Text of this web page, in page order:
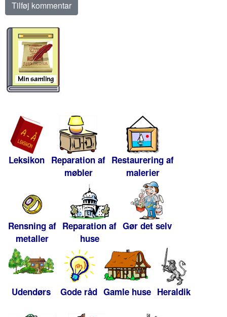
Leksikon Reparation af
møbler
Restaurering af
malerier
Rensning af
metaller
Reparation af
huse
Gør det selv
Udendørs Gode råd Gamle huse Heraldik